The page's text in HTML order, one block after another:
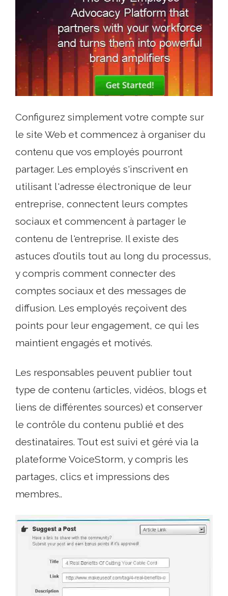
Configurez simplement votre compte sur
le site Web et commencez à organiser du
contenu que vos employés pourront
partager. Les employés s'inscrivent en
utilisant l'adresse électronique de leur
entreprise, connectent leurs comptes
sociaux et commencent à partager le
contenu de l'entreprise. Il existe des
astuces d’outils tout au long du processus,
y compris comment connecter des
comptes sociaux et des messages de
diffusion. Les employés reçoivent des
points pour leur engagement, ce qui les
maintient engagés et motivés.
Les responsables peuvent publier tout
type de contenu (articles, vidéos, blogs et
liens de différentes sources) et conserver
le contrôle du contenu publié et des
destinataires. Tout est suivi et géré via la
plateforme VoiceStorm, y compris les
partages, clics et impressions des
membres..